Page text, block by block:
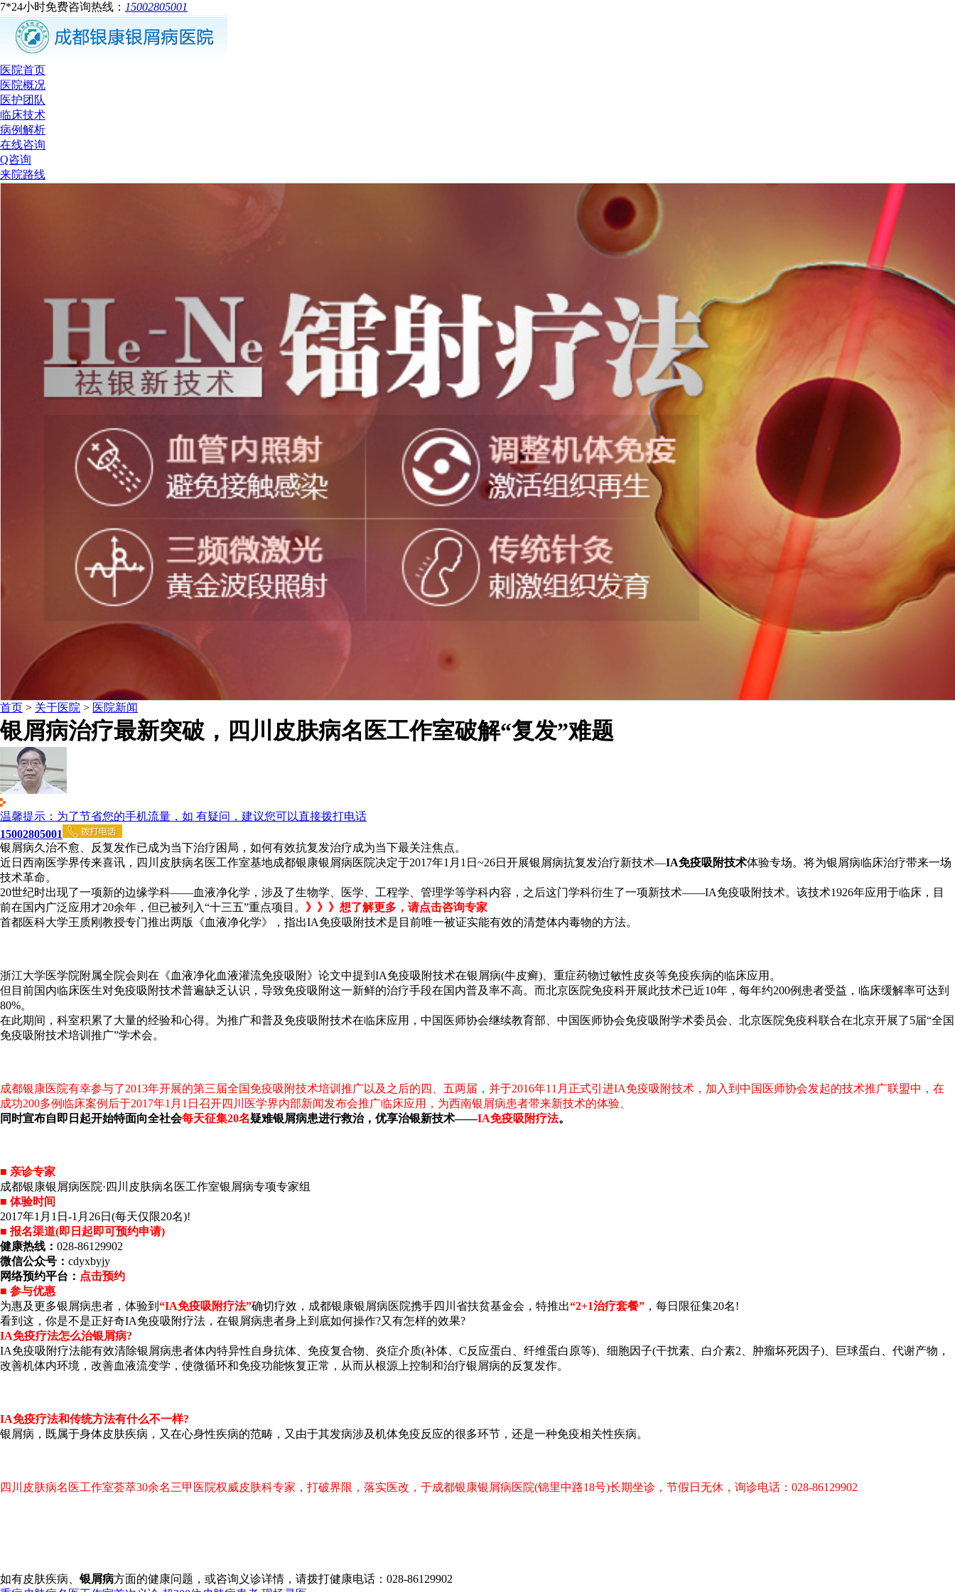
7*24小时免费咨询热线： 15002805001
医院首页
医院概况
医护团队
临床技术
病例解析
在线咨询
Q咨询
来院路线
首页 > 关于医院 > 医院新闻
银屑病治疗最新突破，四川皮肤病名医工作室破解“复发”难题
温馨提示：为了节省您的手机流量，如 有疑问，建议您可以直接拨打电话
15002805001
银屑病久治不愈、反复发作已成为当下治疗困局，如何有效抗复发治疗成为当下最关注焦点。
近日西南医学界传来喜讯，四川皮肤病名医工作室基地成都银康银屑病医院决定于2017年1月1日~26日开展银屑病抗复发治疗新技术—IA免疫吸附技术体验专场。将为银屑病临床治疗带来一场
技术革命。
20世纪时出现了一项新的边缘学科——血液净化学，涉及了生物学、医学、工程学、管理学等学科内容，之后这门学科衍生了一项新技术——IA免疫吸附技术。该技术1926年应用于临床，目
前在国内广泛应用才20余年，但已被列入“十三五”重点项目。 》》》想了解更多，请点击咨询专家
首都医科大学王质刚教授专门推出两版《血液净化学》，指出IA免疫吸附技术是目前唯一被证实能有效的清楚体内毒物的方法。
浙江大学医学院附属全院会则在《血液净化血液灌流免疫吸附》论文中提到IA免疫吸附技术在银屑病(牛皮癣)、重症药物过敏性皮炎等免疫疾病的临床应用。
但目前国内临床医生对免疫吸附技术普遍缺乏认识，导致免疫吸附这一新鲜的治疗手段在国内普及率不高。而北京医院免疫科开展此技术已近10年，每年约200例患者受益，临床缓解率可达到
80%。
在此期间，科室积累了大量的经验和心得。为推广和普及免疫吸附技术在临床应用，中国医师协会继续教育部、中国医师协会免疫吸附学术委员会、北京医院免疫科联合在北京开展了5届“全国
免疫吸附技术培训推广”学术会。
成都银康医院有幸参与了2013年开展的第三届全国免疫吸附技术培训推广以及之后的四、五两届，并于2016年11月正式引进IA免疫吸附技术，加入到中国医师协会发起的技术推广联盟中，在
成功200多例临床案例后于2017年1月1日召开四川医学界内部新闻发布会推广临床应用，为西南银屑病患者带来新技术的体验、
同时宣布自即日起开始特面向全社会每天征集20名疑难银屑病患进行救治，优享治银新技术——IA免疫吸附疗法。
■ 亲诊专家
成都银康银屑病医院·四川皮肤病名医工作室银屑病专项专家组
■ 体验时间
2017年1月1日-1月26日(每天仅限20名)!
■ 报名渠道(即日起即可预约申请)
健康热线： 028-86129902
微信公众号： cdyxbyjy
网络预约平台： 点击预约
■ 参与优惠
为惠及更多银屑病患者，体验到 “IA免疫吸附疗法”确切疗效，成都银康银屑病医院携手四川省扶贫基金会，特推出“2+1治疗套餐” ，每日限征集20名!
看到这，你是不是正好奇IA免疫吸附疗法，在银屑病患者身上到底如何操作?又有怎样的效果?
IA免疫疗法怎么治银屑病?
IA免疫吸附疗法能有效清除银屑病患者体内特异性自身抗体、免疫复合物、炎症介质(补体、C反应蛋白、纤维蛋白原等)、细胞因子(干扰素、白介素2、肿瘤坏死因子)、巨球蛋白、代谢产物，
改善机体内环境，改善血液流变学，使微循环和免疫功能恢复正常，从而从根源上控制和治疗银屑病的反复发作。
IA免疫疗法和传统方法有什么不一样?
银屑病，既属于身体皮肤疾病，又在心身性疾病的范畴，又由于其发病涉及机体免疫反应的很多环节，还是一种免疫相关性疾病。
四川皮肤病名医工作室荟萃30余名三甲医院权威皮肤科专家，打破界限，落实医改，于成都银康银屑病医院(锦里中路18号)长期坐诊，节假日无休，询诊电话：028-86129902
如有皮肤疾病、银屑病方面的健康问题，或咨询义诊详情，请拨打健康电话：028-86129902